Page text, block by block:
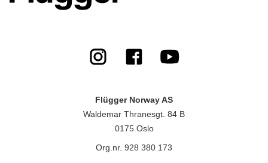
Flügger Norway AS
Waldemar Thranesgt. 84 B
0175 Oslo
Org.nr. 928 380 173